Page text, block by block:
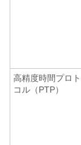
高精度時間プロト
コル（PTP）